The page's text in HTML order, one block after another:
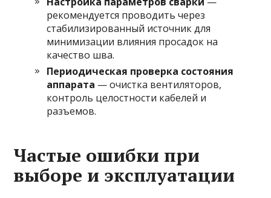
рекомендуется проводить через
стабилизированный источник для
минимизации влияния просадок на
качество шва.
Периодическая проверка состояния
аппарата — очистка вентиляторов,
контроль целостности кабелей и
разъемов.
Частые ошибки при
выборе и эксплуатации